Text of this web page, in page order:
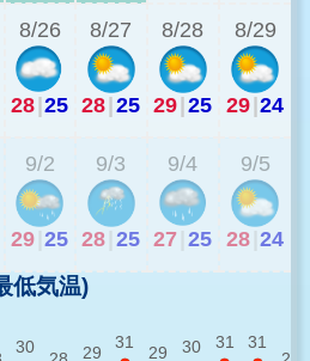
8/26
28|25
8/27
28|25
8/28
29|25
8/29
29|24
9/2
29 25
9/3
28 25
9/4
27 25
9/5
28 24
低気温)